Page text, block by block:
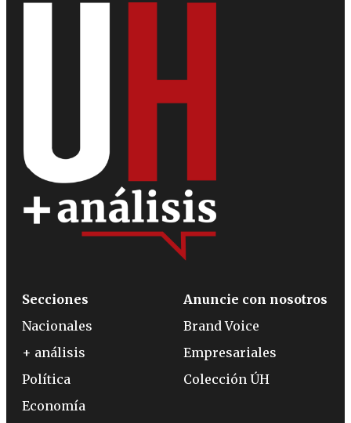
Secciones
Nacionales
+ análisis
Política
Economía
Anuncie con nosotros
Brand Voice
Empresariales
Colección ÚH